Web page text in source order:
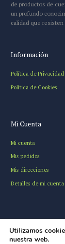
de productos de
un profundo
calidad que
Información
Política de Privacidad
Política de Cookies
Mi Cuenta
Mi cuenta
Mis pedidos
Mis direcciones
Detalles de mi cuenta
Utilizamos
nuestra web.